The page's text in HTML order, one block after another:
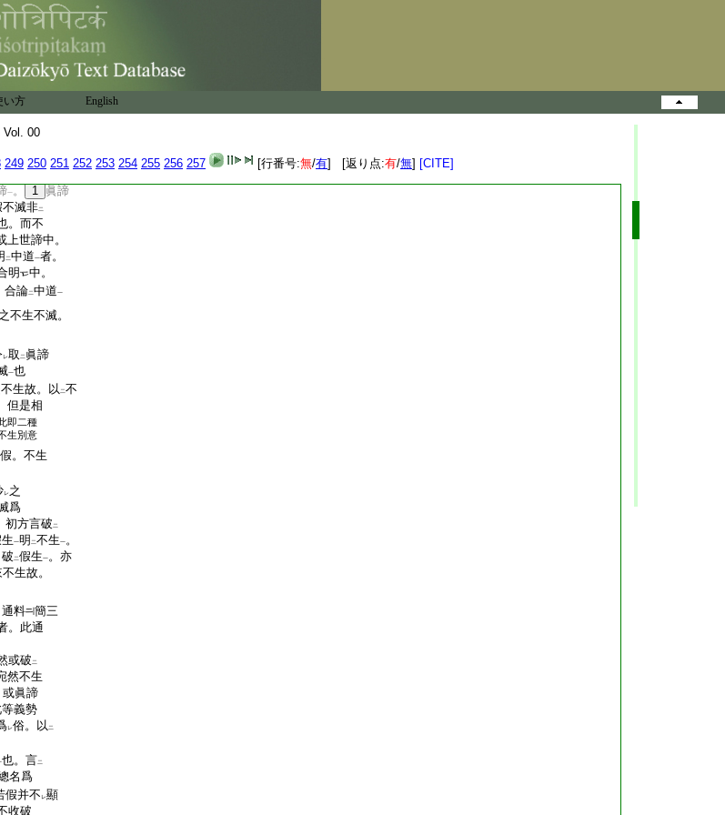
い方 English
Vol. 00
249 250 251 252 253 254 255 256 257 [行番号:無/有] [返り点:有/無] [CITE]
假生不
一。非不
道 者。
。宛然不生。
三非不生非不
。不 先擧
一。 1 眞諦
不滅非二
。而不
上世諦中。
二中道一者。
明
中。
合論二中道一
不生不滅。
レ取 二 眞諦
一也
生故。以 二不
但是相
即二種
生別意
。不生
レ之
爲
初方言破 二
一明 二不生一。
二假生一。亦
生故。
通料
簡三
。此通
或破 二
然不生
或眞諦
等義勢
レ俗。以 二
也。言二
名爲
假并不 レ顯
收破